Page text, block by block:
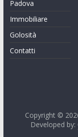
Padova
Immobiliare
Golosità
Contatti
Copyright ©
Developed by: